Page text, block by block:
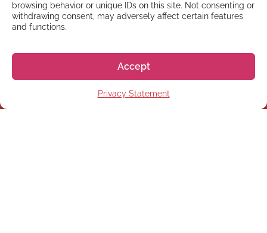
browsing behavior or unique IDs on this site. Not consenting or
withdrawing consent, may adversely affect certain features
and functions.
Accept
Privacy Statement
NEWSLETTER